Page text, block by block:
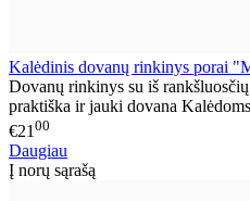
Kalėdinis dovanų rinkinys porai
Dovanų rinkinys su iš
praktiška ir jauki dovana
€21 00
Daugiau
Į norų sąrašą